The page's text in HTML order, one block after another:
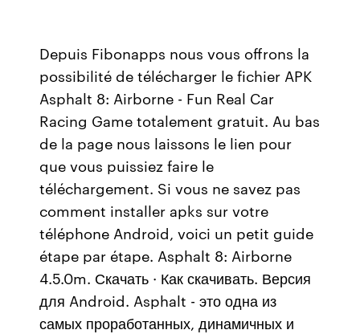
Depuis Fibonapps nous vous offrons la
possibilité de télécharger le fichier APK
Asphalt 8: Airborne - Fun Real Car
Racing Game totalement gratuit. Au bas
de la page nous laissons le lien pour
que vous puissiez faire le
téléchargement. Si vous ne savez pas
comment installer apks sur votre
téléphone Android, voici un petit guide
étape par étape. Asphalt 8: Airborne
4.5.0m. Скачать · Как скачивать. Версия
для Android. Asphalt - это одна из
самых проработанных, динамичных и